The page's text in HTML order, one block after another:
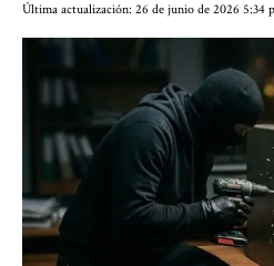
Última actualización: 26 de junio de 2026 5:34